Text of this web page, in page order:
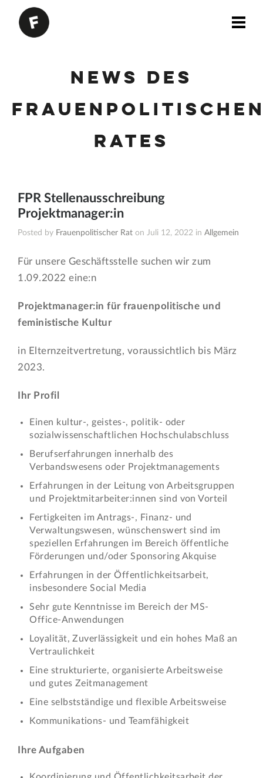
News des
Rates
FPR Stellenausschreibung
Projektmanager:in
Posted by Frauenpolitischer Rat on Juli 12, 2022 inAllgemein
Für unsere Geschäftsstelle suchen wir zum
1.09.2022 eine:n
Projektmanager:in für frauenpolitische und
feministische Kultur
in Elternzeitvertretung, voraussichtlich bis März
2023.
Ihr Profil
Einen kultur-, geistes-, politik- oder
sozialwissenschaftlichen Hochschulabschluss
Berufserfahrungen innerhalb des
Verbandswesens oder Projektmanagements
Erfahrungen in der Leitung von Arbeitsgruppen
und Projektmitarbeiter:innen sind von Vorteil
Fertigkeiten im Antrags-, Finanz- und
Verwaltungswesen, wünschenswert sind im
speziellen Erfahrungen im Bereich öffentliche
Förderungen und/oder Sponsoring Akquise
Erfahrungen in der Öffentlichkeitsarbeit,
insbesondere Social Media
Sehr gute Kenntnisse im Bereich der MS-
Office-Anwendungen
Loyalität, Zuverlässigkeit und ein hohes Maß an
Vertraulichkeit
Eine strukturierte, organisierte Arbeitsweise
und gutes Zeitmanagement
Eine selbstständige und flexible Arbeitsweise
Kommunikations- und Teamfähigkeit
Ihre Aufgaben